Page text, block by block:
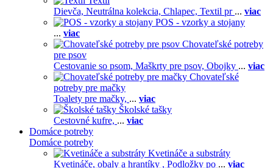
Dievča, Neutrálna kolekcia, Chlapec, Textil pr ... viac
POS - vzorky a stojany
... viac
Chovateľské potreby
pre psov
Cestovanie so psom, Maškrty pre psov, Obojky ... viac
Chovateľské
potreby pre mačky
Toalety pre mačky, ... viac
Školské tašky
Cestovné kufre, ... viac
Domáce potreby
Domáce potreby
Kvetináče a substráty
Kvetináče, obaly a hrantíky , Podložky po ... viac